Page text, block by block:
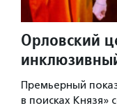
Орловский
Премьерный
в поисках Князя»